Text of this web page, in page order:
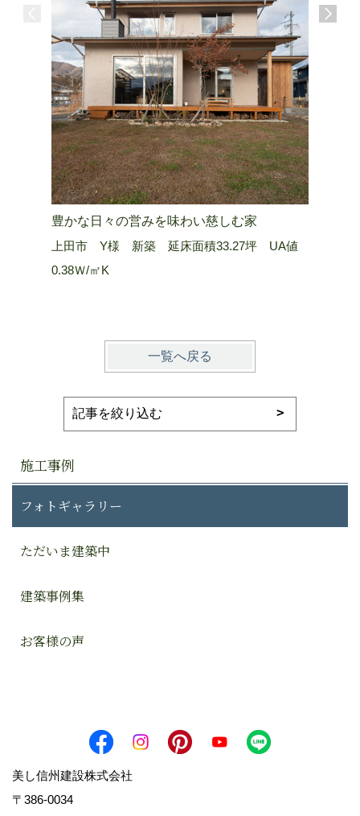
豊かな日々の営みを味わい慈しむ家
上田市 Y様 新築 延床面積33.27坪 UA値
0.38Ｗ/㎡K
一覧へ戻る
施工事例
フォトギャラリー
ただいま建築中
建築事例集
お客様の声
美し信州建設株式会社
〒386-0034